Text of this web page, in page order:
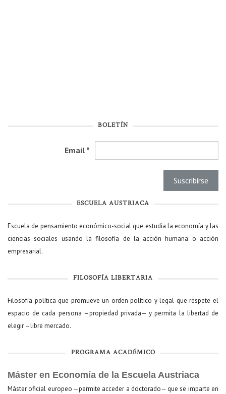
BOLETÍN
Email *
ESCUELA AUSTRIACA
Escuela de pensamiento económico-social que estudia la economía y las
ciencias sociales usando la filosofía de la acción humana o acción
empresarial.
FILOSOFÍA LIBERTARIA
Filosofía política que promueve un orden político y legal que respete el
espacio de cada persona —propiedad privada— y permita la libertad de
elegir —libre mercado.
PROGRAMA ACADÉMICO
Máster en Economía de la Escuela Austriaca
Máster oficial europeo —permite acceder a doctorado— que se imparte en